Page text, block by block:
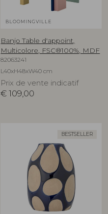
BLOOMINGVILLE
Banjo Table d'appoint,
Multicolore, FSC®100%, MDF
82063241
L40xH48xW40 cm
Prix de vente indicatif
€ 109,00
BESTSELLER